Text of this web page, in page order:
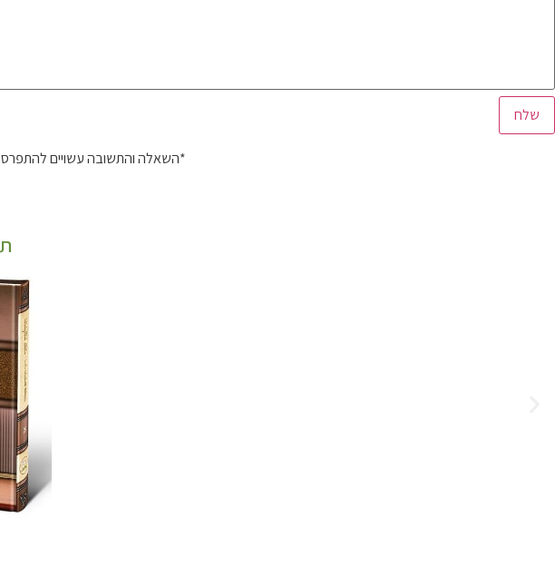
*השאלה והתשובה עשויים